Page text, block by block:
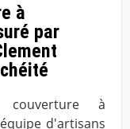
à
par
à
d'artisans